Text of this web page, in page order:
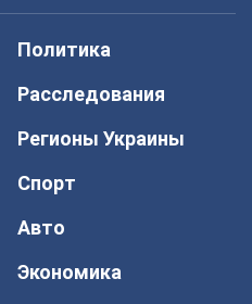
Политика
Расследования
Регионы Украины
Спорт
Авто
Экономика